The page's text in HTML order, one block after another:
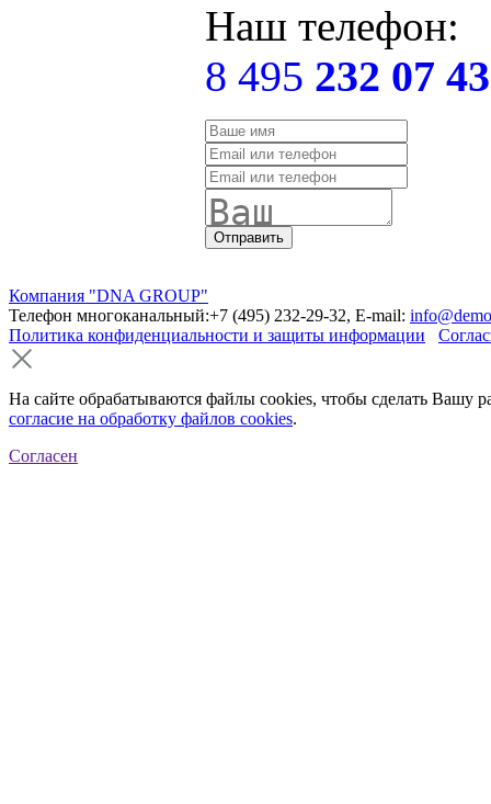
Наш телефон:
8 495 232 07 43
Компания "DNA GROUP"
Телефон многоканальный:+7 (495) 232-29-32, E-mail:
Политика конфиденциальности и защиты информации
На сайте обрабатываются файлы cookies, чтобы сделать Вашу
согласие на обработку файлов cookies.
Согласен